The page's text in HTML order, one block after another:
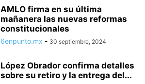
AMLO firma en su última
mañanera las nuevas reformas
constitucionales
6enpunto.mx - 30 septiembre, 2024
López Obrador confirma detalles
sobre su retiro y la entrega del...